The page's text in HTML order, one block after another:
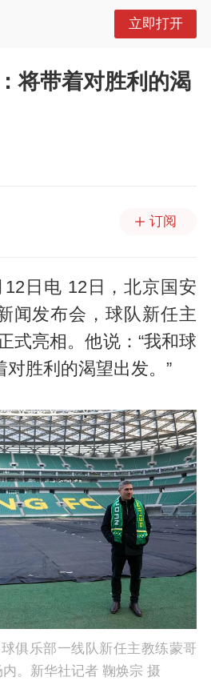
立即打开
将带着对胜利的渴
订阅
日电 12日，北京国安
闻发布会，球队新任主
式亮相。他说：“我和球
胜利的渴望出发。”
俱乐部一线队新任主教练蒙哥
。新华社记者 鞠焕宗 摄